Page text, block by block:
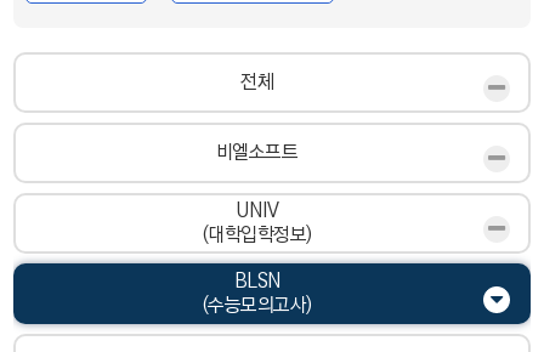
전체
비엘소프트
UNIV
(대학입학정보)
BLSN
(수능모의고사)